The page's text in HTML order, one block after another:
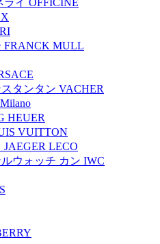
FRANCK MULL
タンタン VACHER
HEUER
VUITTON
LECO
ウォッチ カン IWC